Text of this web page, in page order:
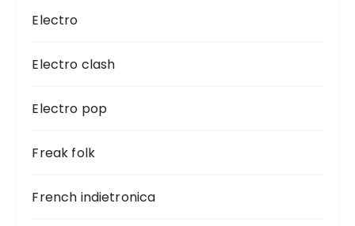
Electro
Electro clash
Electro pop
Freak folk
French indietronica